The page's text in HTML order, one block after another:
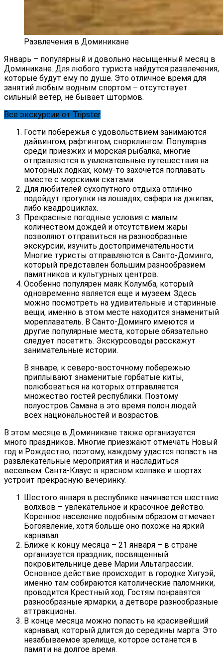
Развлечения в Доминикане
Январь – популярный и довольно насыщенный месяц в
Доминикане. Для любого туриста найдутся развлечения,
которые будут ему по душе. Это отличное время для
занятий любым водным спортом – отсутствует
сильный ветер, не бывает штормов.
Все экскурсии от Tripster
Гости побережья с удовольствием занимаются
дайвингом, рафтингом, снорклингом. Популярна
среди приезжих и морская рыбалка, многие
отправляются в увлекательные путешествия на
моторных лодках, кому-то захочется поплавать
вместе с морскими скатами.
Для любителей сухопутного отдыха отлично
подойдут прогулки на лошадях, сафари на джипах,
либо квадроциклах.
Прекрасные погодные условия с малым
количеством дождей и отсутствием жары
позволяют отправиться на разнообразные
экскурсии, изучить достопримечательности.
Многие туристы отправляются в Санто-Доминго,
который представлен большим разнообразием
памятников и культурных центров.
Особенно популярен маяк Колумба, который
одновременно является еще и музеем. Здесь
можно посмотреть на удивительные и старинные
вещи, именно в этом месте находится знаменитый
мореплаватель. В Санто-Доминго имеются и
другие популярные места, которые обязательно
следует посетить. Экскурсоводы расскажут
занимательные истории.
В январе, к северо-восточному побережью
приплывают знаменитые горбатые киты,
полюбоваться на которых отправляется
множество гостей республики. Поэтому
полуостров Самана в это время полон людей
всех национальностей и возрастов.
В этом месяце в Доминикане также организуется
много праздников. Многие приезжают отмечать Новый
год и Рождество, поэтому, каждому удастся попасть на
развлекательные мероприятия и насладиться
весельем. Санта-Клаус в красном колпаке и шортах
устроит прекрасную вечеринку.
Шестого января в республике начинается шествие
волхвов – увлекательное и красочное действо.
Коренное население подобным образом отмечает
Богоявление, хотя больше оно похоже на яркий
карнавал.
Ближе к концу месяца – 21 января – в стране
организуется праздник, посвященный
покровительнице деве Марии Альтаграссии.
Основное действие происходит в городке Хигуэй,
именно там собираются католические паломники,
проводится Крестный ход. Гостям понравятся
разнообразные ярмарки, а детворе разнообразные
аттракционы.
В конце месяца можно попасть на красивейший
карнавал, который длится до середины марта. Это
незабываемое зрелище, которое останется в
памяти на долгое время.